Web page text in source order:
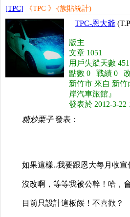
[TPC] 《TPC 》‧(族貼統計)
TPC-恩大爺
版主
文章 1051
用戶失蹤天數
點數 0 戰績 0
新竹市 來自 新
岸汽車旅館』
發表於 2012-3-22
糖炒栗子發表：
如果這樣..我要跟恩大每月收宣
沒改啊，等等我被公幹！哈，
目前只設計這板餒！不喜歡？